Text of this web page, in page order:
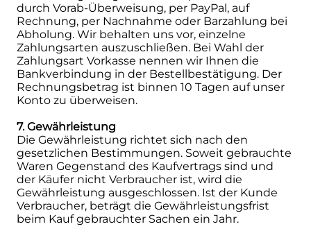
durch Vorab-Überweisung, per PayPal, auf
Rechnung, per Nachnahme oder Barzahlung bei
Abholung. Wir behalten uns vor, einzelne
Zahlungsarten auszuschließen. Bei Wahl der
Zahlungsart Vorkasse nennen wir Ihnen die
Bankverbindung in der Bestellbestätigung. Der
Rechnungsbetrag ist binnen 10 Tagen auf unser
Konto zu überweisen.
7. Gewährleistung
Die Gewährleistung richtet sich nach den
gesetzlichen Bestimmungen. Soweit gebrauchte
Waren Gegenstand des Kaufvertrags sind und
der Käufer nicht Verbraucher ist, wird die
Gewährleistung ausgeschlossen. Ist der Kunde
Verbraucher, beträgt die Gewährleistungsfrist
beim Kauf gebrauchter Sachen ein Jahr.